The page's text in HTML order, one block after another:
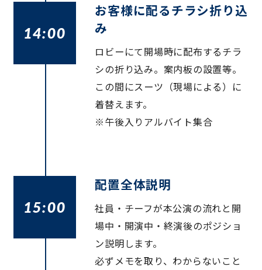
14:00
お客様に配るチラシ折り込
み
ロビーにて開場時に配布するチラ
シの折り込み。案内板の設置等。
この間にスーツ（現場による）に
着替えます。
※午後入りアルバイト集合
15:00
配置全体説明
社員・チーフが本公演の流れと開
場中・開演中・終演後のポジショ
ン説明します。
必ずメモを取り、わからないこと